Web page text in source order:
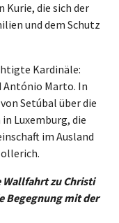
Kurie, die sich der
und dem Schutz
Kardinäle:
António Marto. In
Setúbal über die
Luxemburg, die
im Ausland
Wallfahrt zu Christi
Begegnung mit der